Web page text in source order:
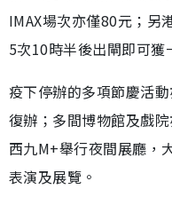
IMAX場次亦僅80元；另
5次10時半後出閘即可獲
疫下停辦的多項節慶活
復辦；多間博物館及戲
西九M+舉行夜間展廳，
表演及展覽。